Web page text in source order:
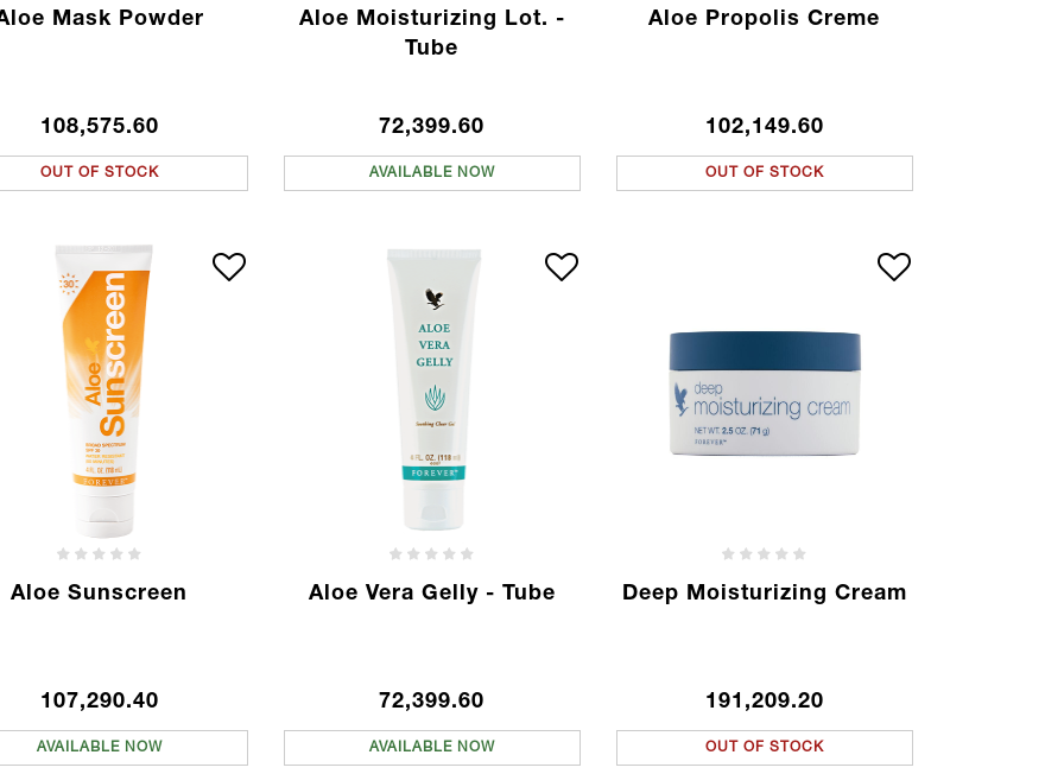
Mask Powder
108,575.60
OUT OF STOCK
Aloe Moisturizing Lot. -
Tube
72,399.60
AVAILABLE NOW
Aloe Propolis Creme
102,149.60
OUT OF STOCK
Aloe Sunscreen
107,290.40
AVAILABLE NOW
Aloe Vera Gelly - Tube
72,399.60
AVAILABLE NOW
Deep Moisturizing Cream
191,209.20
OUT OF STOCK